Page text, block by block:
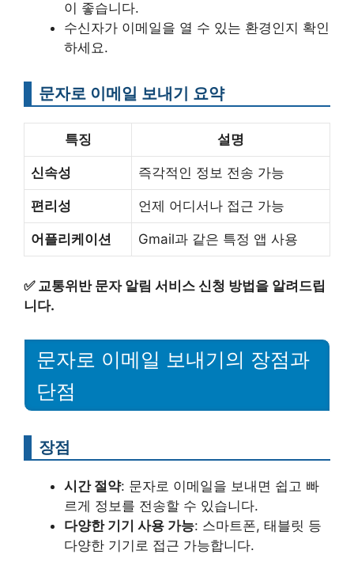
이 좋습니다.
수신자가 이메일을 열 수 있는 환경인지 확인
하세요.
문자로 이메일 보내기 요약
특징 설명
신속성 즉각적인 정보 전송 가능
편리성 언제 어디서나 접근 가능
어플리케이션 Gmail과 같은 특정 앱 사용
✅ 교통위반 문자 알림 서비스 신청 방법을 알려드립
니다.
문자로 이메일 보내기의 장점과
단점
장점
시간 절약: 문자로 이메일을 보내면 쉽고 빠
르게 정보를 전송할 수 있습니다.
다양한 기기 사용 가능: 스마트폰, 태블릿 등
다양한 기기로 접근 가능합니다.